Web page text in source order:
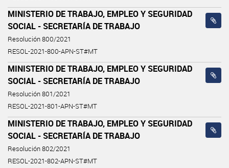
MINISTERIO DE TRABAJO, EMPLEO Y SEGURIDAD
SOCIAL - SECRETARÍA DE TRABAJO
Resolución 800/2021
RESOL-2021-800-APN-ST#MT
MINISTERIO DE TRABAJO, EMPLEO Y SEGURIDAD
SOCIAL - SECRETARÍA DE TRABAJO
Resolución 801/2021
RESOL-2021-801-APN-ST#MT
MINISTERIO DE TRABAJO, EMPLEO Y SEGURIDAD
SOCIAL - SECRETARÍA DE TRABAJO
Resolución 802/2021
RESOL-2021-802-APN-ST#MT